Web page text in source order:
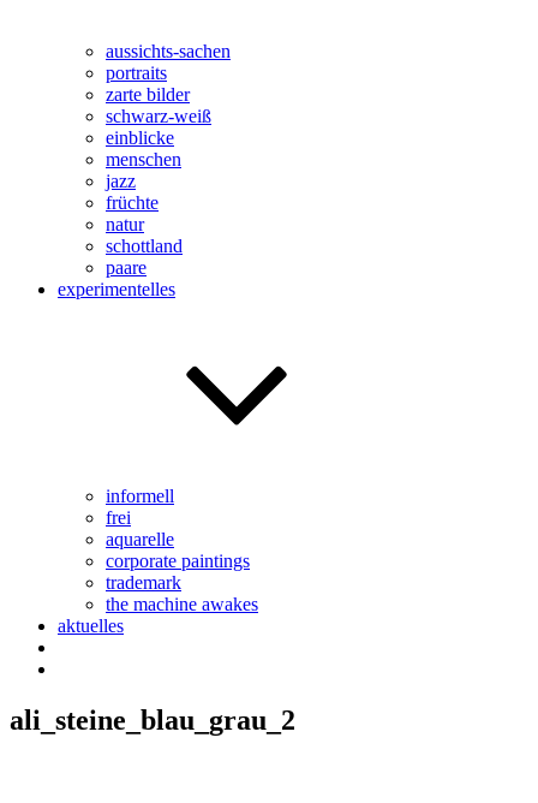
aussichts-sachen
portraits
zarte bilder
schwarz-weiß
einblicke
menschen
jazz
früchte
natur
schottland
paare
experimentelles
informell
frei
aquarelle
corporate paintings
trademark
the machine awakes
aktuelles
ali_steine_blau_grau_2